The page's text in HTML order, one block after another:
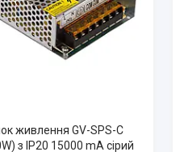
живлення GV-SPS-С
з IP20 15000 mА сірий